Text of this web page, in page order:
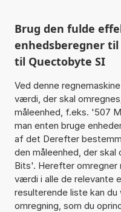
Brug den fulde
enhedsberegner
til Quectobyte SI
Ved denne
værdi, der skal
måleenhed, f.eks. '507
man enten bruge
af det Derefter
den måleenhed, der
Bits'. Herefter omregner
værdi i alle de relevante
resulterende liste kan
omregning, som du